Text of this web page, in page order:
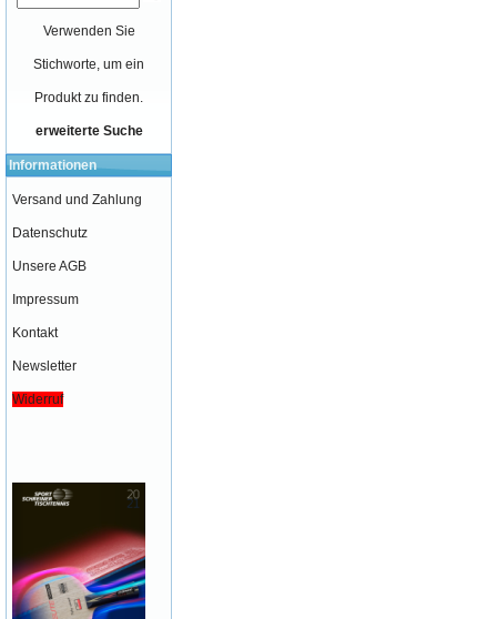
Verwenden Sie
Stichworte, um ein
Produkt zu finden.
erweiterte Suche
Informationen
Versand und Zahlung
Datenschutz
Unsere AGB
Impressum
Kontakt
Newsletter
Widerruf